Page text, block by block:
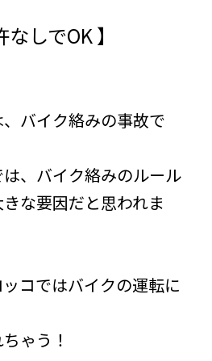
なしでOK 】
バイク絡みの事故で
、バイク絡みのルール
な要因だと思われま
コではバイクの運転に
ゃう！